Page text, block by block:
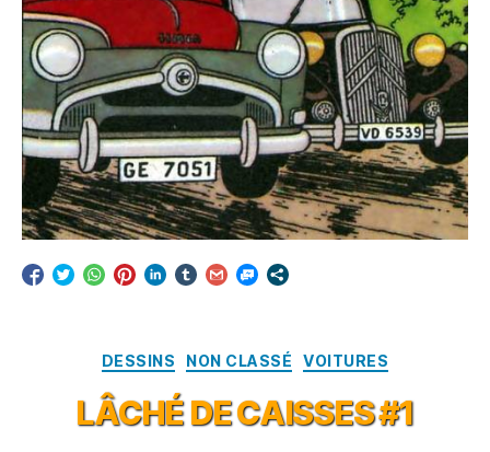
Catégories
DESSINS NON CLASSÉ VOITURES
LÂCHÉ DE CAISSES #1